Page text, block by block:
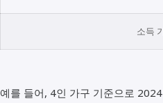
소득
예를 들어, 4인 가구 기준으로